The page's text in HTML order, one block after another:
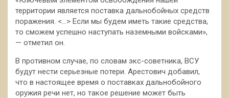
территории является поставка дальнобойных средств
поражения. <…> Если мы будем иметь такие средства,
то сможем успешно наступать наземными войсками»,
— отметил он.
В противном случае, по словам экс-советника, ВСУ
будут нести серьезные потери. Арестович добавил,
что в настоящее время о поставках дальнобойного
оружия речи нет, но такое решение может быть